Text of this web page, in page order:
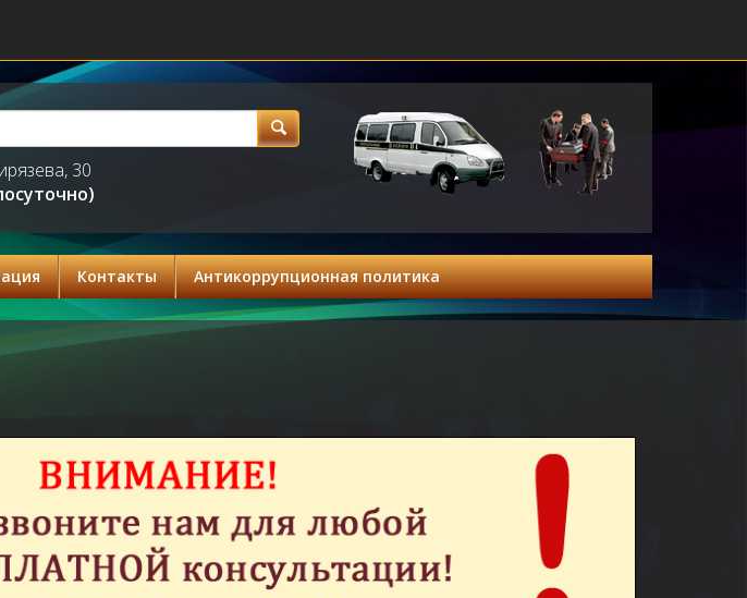
30
Контакты Антикоррупционная политика